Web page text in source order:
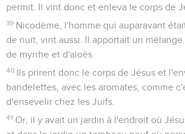
permit. Il vint donc et enleva le corps de
39 Nicodème, l'homme qui auparavant
de nuit, vint aussi. Il apportait un
de myrrhe et d'aloès.
40 Ils prirent donc le corps de Jésus et
bandelettes, avec les aromates, comme
d'ensevelir chez les Juifs.
41 Or, il y avait un jardin à l'endroit où